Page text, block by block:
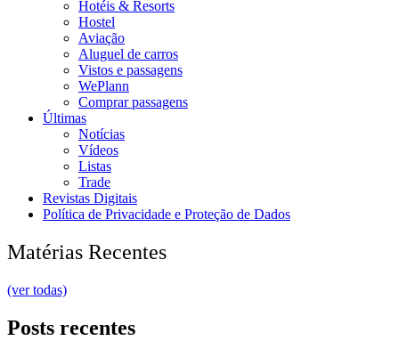
Hotéis & Resorts
Hostel
Aviação
Aluguel de carros
Vistos e passagens
WePlann
Comprar passagens
Últimas
Notícias
Vídeos
Listas
Trade
Revistas Digitais
Política de Privacidade e Proteção de Dados
Matérias Recentes
(ver todas)
Posts recentes